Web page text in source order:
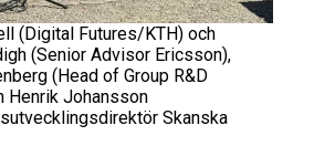
(Digital Futures/KTH) och
(Senior Advisor Ericsson),
(Head of Group R&D
Henrik Johansson
Skanska